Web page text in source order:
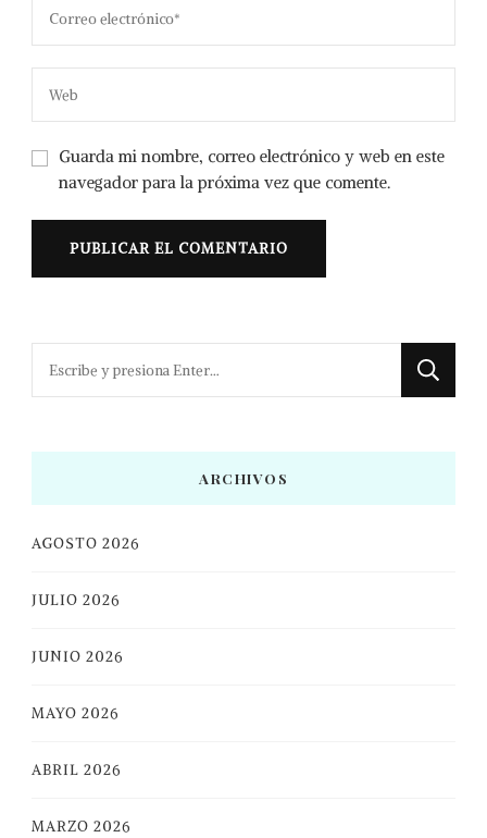
Guarda mi nombre, correo electrónico y web en este
navegador para la próxima vez que comente.
ARCHIVOS
AGOSTO 2026
JULIO 2026
JUNIO 2026
MAYO 2026
ABRIL 2026
MARZO 2026